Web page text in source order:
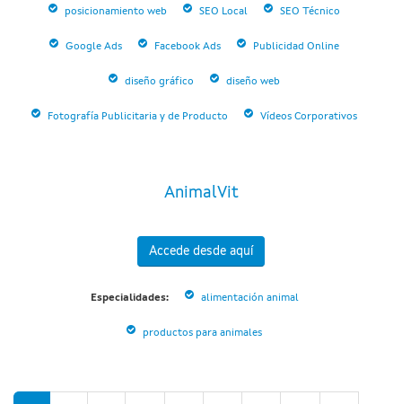
posicionamiento web SEO Local SEO Técnico
Google Ads Facebook Ads Publicidad Online
diseño gráfico diseño web
Fotografía Publicitaria y de Producto Vídeos Corporativos
AnimalVit
Accede desde aquí
Especialidades: alimentación animal
productos para animales
Páginas